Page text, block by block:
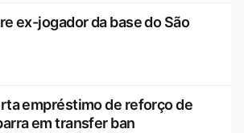
ex-jogador da base do São
empréstimo de reforço de
em transfer ban